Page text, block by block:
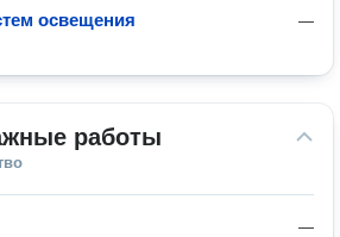
—
освещения
работы
—